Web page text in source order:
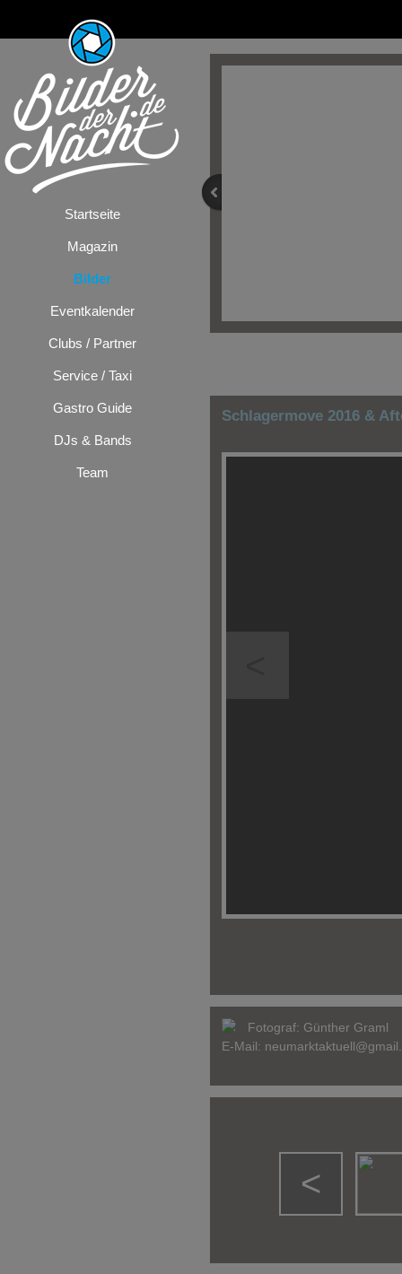
Startseite
Magazin
Bilder
Eventkalender
Clubs / Partner
Service / Taxi
Gastro Guide
DJs & Bands
Team
Schlagermove 2016 &
Fotograf: Günther Graml
E-Mail:
<